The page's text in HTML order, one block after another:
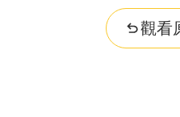
觀看